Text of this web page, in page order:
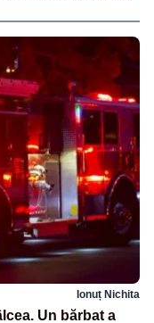
Ionuț Nichita
Un bărbat a